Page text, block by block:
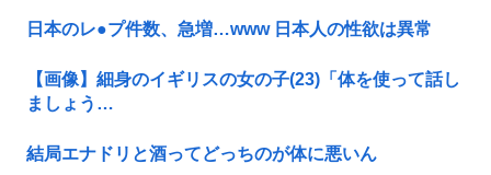
日本のレ●プ件数、急増…www 日本人の性欲は異常
【画像】細身のイギリスの女の子(23)「体を使って話し
ましょう…
結局エナドリと酒ってどっちのが体に悪いん